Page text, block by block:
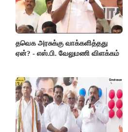
தவெக அரசுக்கு வாக்களித்தது
ஏன்? - எஸ்.பி. வேலுமணி விளக்கம்